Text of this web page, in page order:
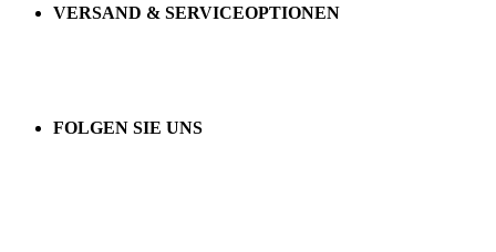
VERSAND & SERVICEOPTIONEN
FOLGEN SIE UNS